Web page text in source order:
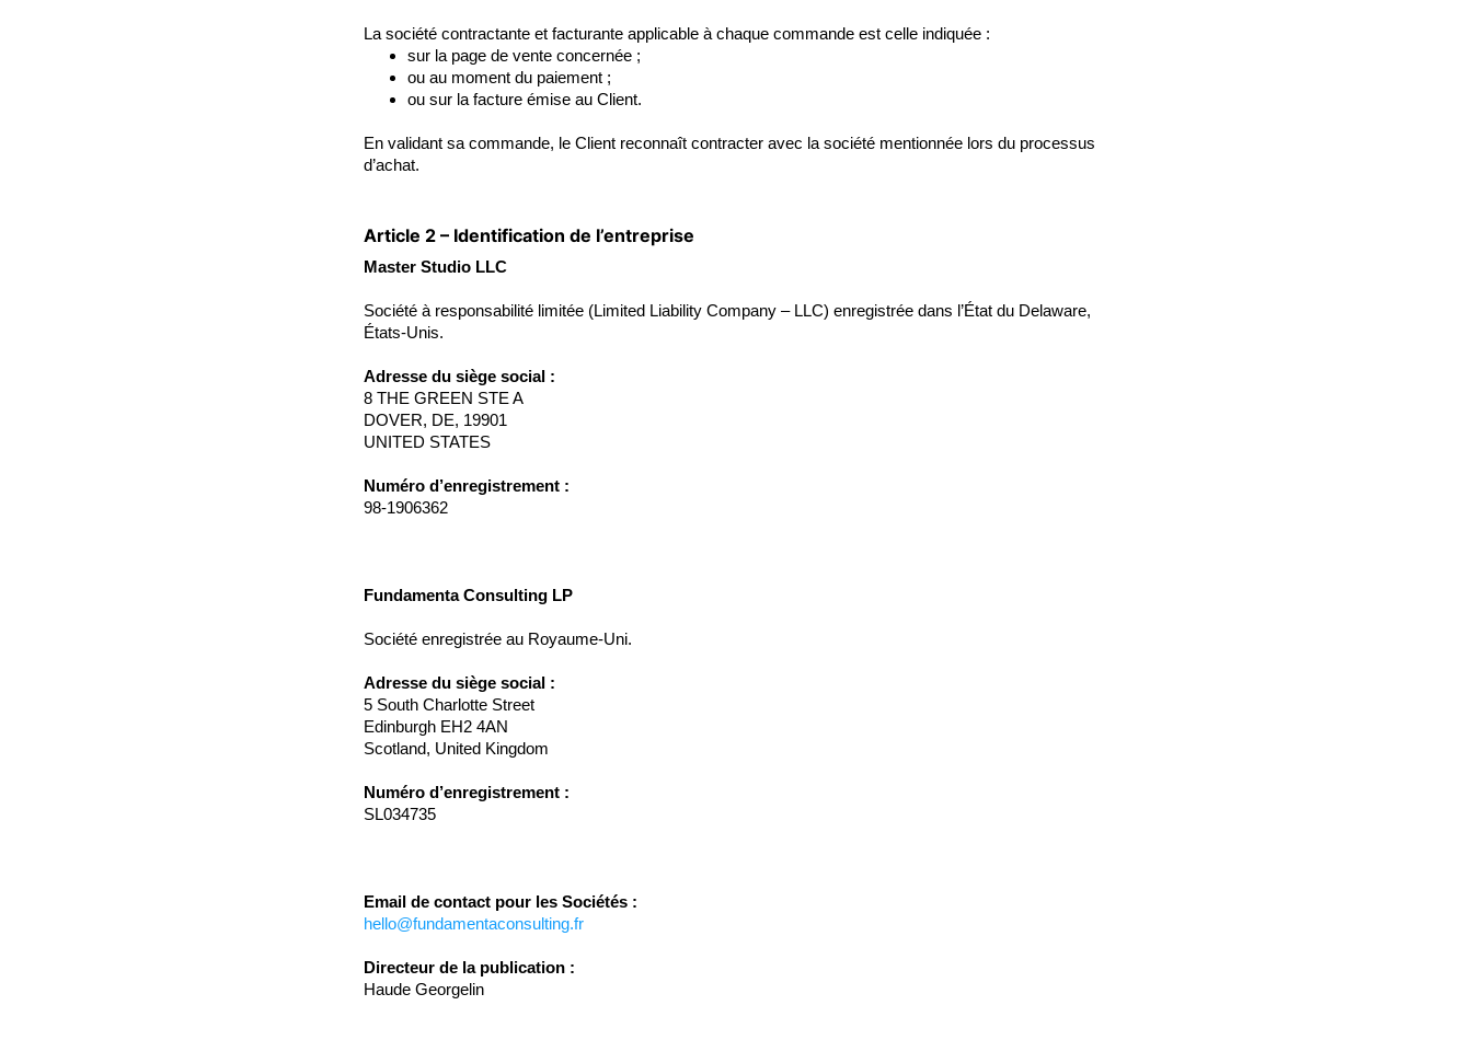
La société contractante et facturante applicable à chaque commande est celle indiquée :
sur la page de vente concernée ;
ou au moment du paiement ;
ou sur la facture émise au Client.
En validant sa commande, le Client reconnaît contracter avec la société mentionnée lors du processus
d’achat.
Article 2 – Identification de l’entreprise
Master Studio LLC
Société à responsabilité limitée (Limited Liability Company – LLC) enregistrée dans l’État du Delaware,
États-Unis.
Adresse du siège social :
8 THE GREEN STE A
DOVER, DE, 19901
UNITED STATES
Numéro d’enregistrement :
98-1906362
Fundamenta Consulting LP
Société enregistrée au Royaume-Uni.
Adresse du siège social :
5 South Charlotte Street
Edinburgh EH2 4AN
Scotland, United Kingdom
Numéro d’enregistrement :
SL034735
Email de contact pour les Sociétés :
hello@fundamentaconsulting.fr
Directeur de la publication :
Haude Georgelin